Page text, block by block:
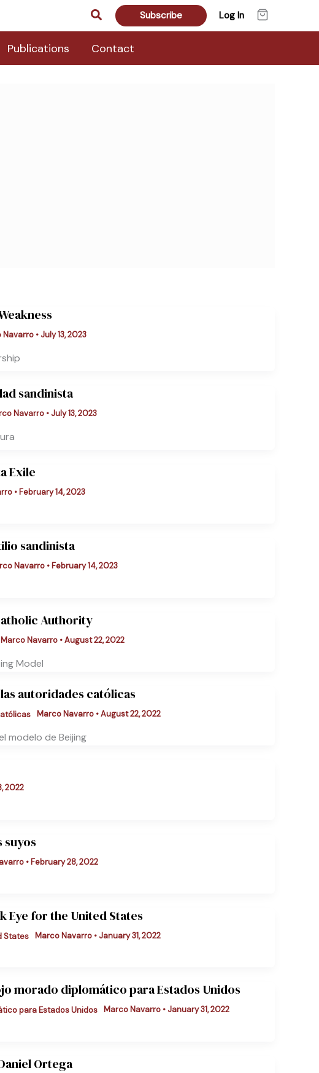
Search Subscribe Log In
Publications Contact
Navarro • July 13, 2023
sandinista
Navarro • July 13, 2023
Exile
• February 14, 2023
sandinista
Navarro • February 14, 2023
Authority
Marco Navarro •August 22, 2022
Model
autoridades católicas
Marco Navarro •August 22, 2022
modelo de Beijing
2022
suyos
• February 28, 2022
Eye for the United States
Marco Navarro • January 31, 2022
morado diplomático para Estados Unidos
Marco Navarro • January 31, 2022
Ortega